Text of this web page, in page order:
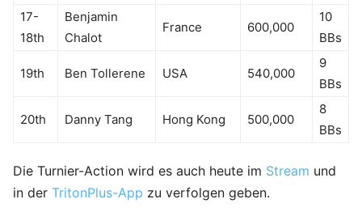
17-
18th
Benjamin
Chalot
France 600,000
10
BBs
19th Ben Tollerene USA 540,000
9
BBs
20th Danny Tang Hong Kong 500,000
8
BBs
Die Turnier-Action wird es auch heute im Stream und
in der TritonPlus-App zu verfolgen geben.